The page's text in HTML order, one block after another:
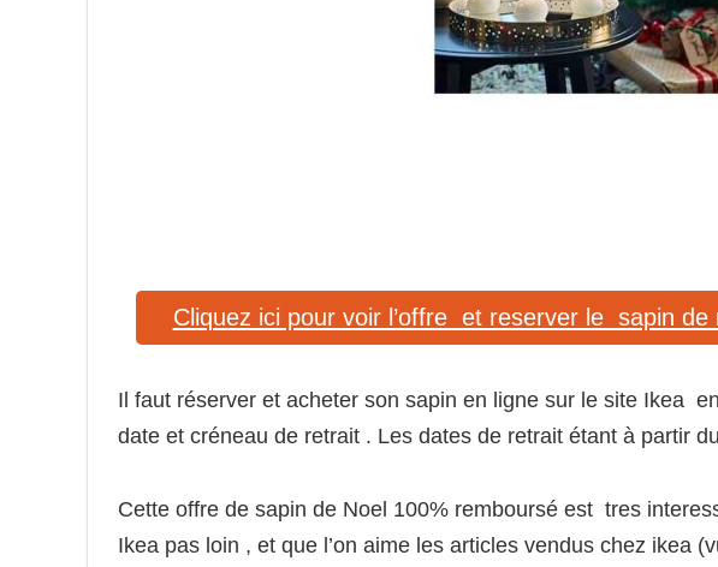
Cliquez ici pour voir l’offre et reserver le sapin de
Il faut réserver et acheter son sapin en ligne sur le site Ikea
date et créneau de retrait . Les dates de retrait étant à partir
Cette offre de sapin de Noel 100% remboursé est tres
Ikea pas loin , et que l’on aime les articles vendus chez ikea